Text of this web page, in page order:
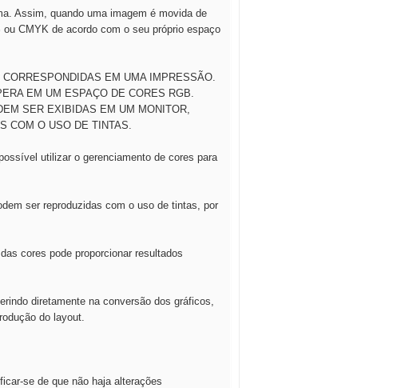
Assim, quando uma imagem é movida de
CMYK de acordo com o seu próprio espaço
EM UMA IMPRESSÃO.
EM UM ESPAÇO DE CORES RGB.
SER EXIBIDAS EM UM MONITOR,
COM O USO DE TINTAS.
utilizar o gerenciamento de cores para
ser reproduzidas com o uso de tintas, por
cores pode proporcionar resultados
diretamente na conversão dos gráficos,
do layout.
se de que não haja alterações